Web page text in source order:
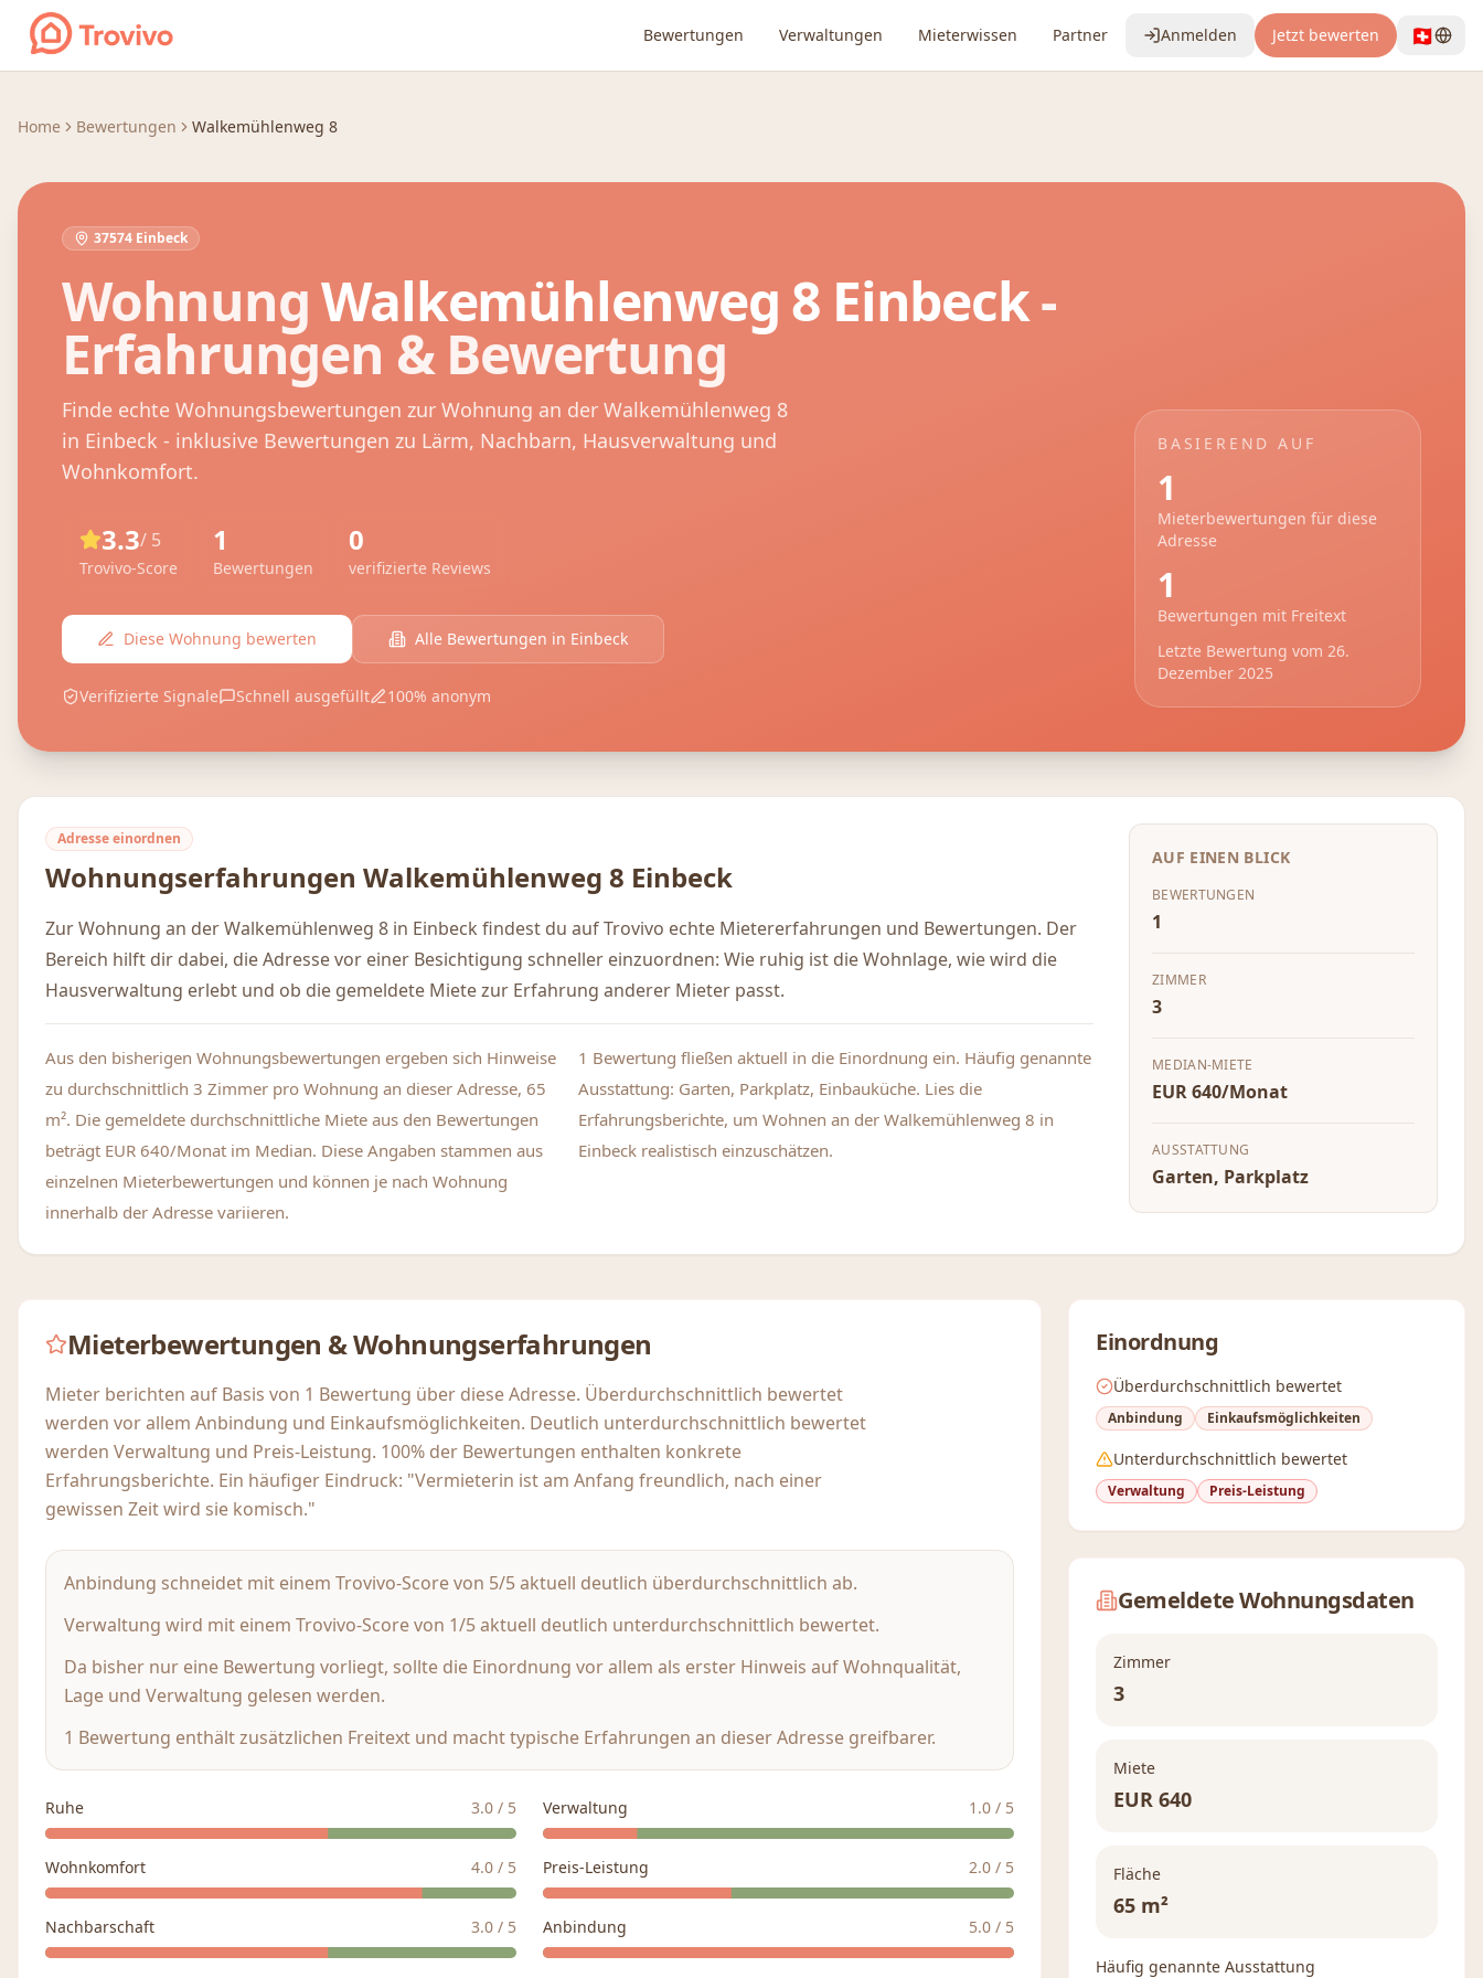
Zum Inhalt springen
Bewertungen Verwaltungen Mieterwissen Partner Anmelden Jetzt bewerten 🇨🇭
Home Bewertungen Walkemühlenweg 8
37574 Einbeck
WohnungWalkemühlenweg 8 Einbeck-
Erfahrungen & Bewertung
Finde echte Wohnungsbewertungen zur Wohnung an der Walkemühlenweg 8
in Einbeck - inklusive Bewertungen zu Lärm, Nachbarn, Hausverwaltung und
Wohnkomfort.
3.3/ 5
Trovivo-Score
1
Bewertungen
0
verifizierte Reviews
Diese Wohnung bewerten Alle Bewertungen in Einbeck
Verifizierte Signale Schnell ausgefüllt 100% anonym
BASIEREND AUF
1
Mieterbewertungen für diese
Adresse
1
Bewertungen mit Freitext
Letzte Bewertung vom 26.
Dezember 2025
Adresse einordnen
Wohnungserfahrungen Walkemühlenweg 8 Einbeck
Zur Wohnung an der Walkemühlenweg 8 in Einbeck findest du auf Trovivo echte Mietererfahrungen und Bewertungen. Der
Bereich hilft dir dabei, die Adresse vor einer Besichtigung schneller einzuordnen: Wie ruhig ist die Wohnlage, wie wird die
Hausverwaltung erlebt und ob die gemeldete Miete zur Erfahrung anderer Mieter passt.
Aus den bisherigen Wohnungsbewertungen ergeben sich Hinweise
zu durchschnittlich 3 Zimmer pro Wohnung an dieser Adresse, 65
m². Die gemeldete durchschnittliche Miete aus den Bewertungen
beträgt EUR 640/Monat im Median. Diese Angaben stammen aus
einzelnen Mieterbewertungen und können je nach Wohnung
innerhalb der Adresse variieren.
1 Bewertung fließen aktuell in die Einordnung ein. Häufig genannte
Ausstattung: Garten, Parkplatz, Einbauküche. Lies die
Erfahrungsberichte, um Wohnen an der Walkemühlenweg 8 in
Einbeck realistisch einzuschätzen.
AUF EINEN BLICK
BEWERTUNGEN
1
ZIMMER
3
MEDIAN-MIETE
EUR 640/Monat
AUSSTATTUNG
Garten, Parkplatz
Mieterbewertungen & Wohnungserfahrungen
Mieter berichten auf Basis von 1 Bewertung über diese Adresse. Überdurchschnittlich bewertet
werden vor allem Anbindung und Einkaufsmöglichkeiten. Deutlich unterdurchschnittlich bewertet
werden Verwaltung und Preis-Leistung. 100% der Bewertungen enthalten konkrete
Erfahrungsberichte. Ein häufiger Eindruck: "Vermieterin ist am Anfang freundlich, nach einer
gewissen Zeit wird sie komisch."
Anbindung schneidet mit einem Trovivo-Score von 5/5 aktuell deutlich überdurchschnittlich ab.
Verwaltung wird mit einem Trovivo-Score von 1/5 aktuell deutlich unterdurchschnittlich bewertet.
Da bisher nur eine Bewertung vorliegt, sollte die Einordnung vor allem als erster Hinweis auf Wohnqualität,
Lage und Verwaltung gelesen werden.
1 Bewertung enthält zusätzlichen Freitext und macht typische Erfahrungen an dieser Adresse greifbarer.
Ruhe 3.0 / 5 Verwaltung 1.0 / 5
Wohnkomfort 4.0 / 5 Preis-Leistung 2.0 / 5
Nachbarschaft 3.0 / 5 Anbindung 5.0 / 5
Einordnung
Überdurchschnittlich bewertet
Anbindung Einkaufsmöglichkeiten
Unterdurchschnittlich bewertet
Verwaltung Preis-Leistung
Gemeldete Wohnungsdaten
Zimmer
3
Miete
EUR 640
Fläche
65 m²
Häufig genannte Ausstattung